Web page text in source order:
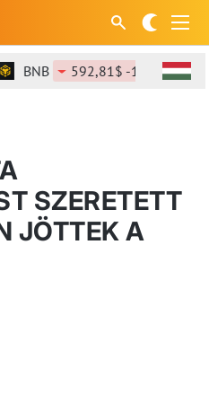
BNB 592,81$ -1,21%
SZERETETT
JÖTTEK A